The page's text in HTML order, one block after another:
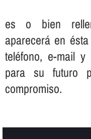
es o bien
aparecerá en
teléfono, e-mail
para su futuro
compromiso.